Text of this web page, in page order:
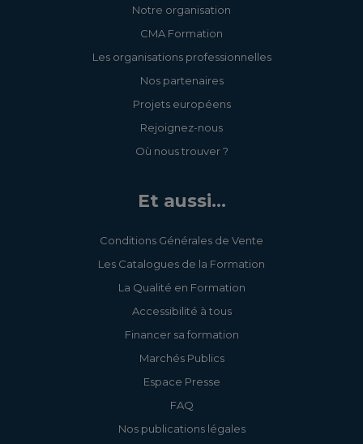
Notre organisation
CMA Formation
Les organisations professionnelles
Nos partenaires
Projets européens
Rejoignez-nous
Où nous trouver ?
Et aussi...
Conditions Générales de Vente
Les Catalogues de la Formation
La Qualité en Formation
Accessibilité à tous
Financer sa formation
Marchés Publics
Espace Presse
FAQ
Nos publications légales